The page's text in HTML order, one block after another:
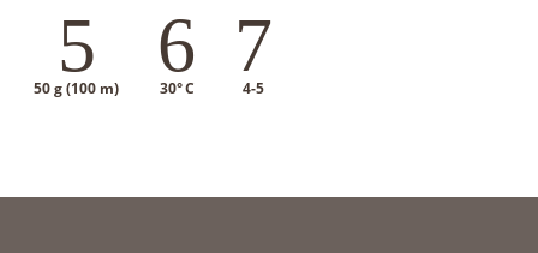
5 6 7
50 g (100 m) 30° C 4-5